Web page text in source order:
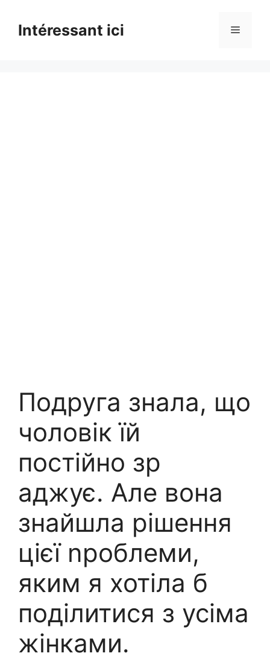
contentIntéressant ici Menu
Подруга знала, що
чоловік їй
постійно зр
аджує. Але вона
знайшла рішення
цієї nроблеми,
яким я хотіла б
поділитися з усіма
жінками.